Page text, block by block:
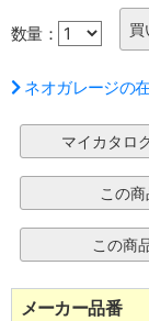
数量：
ネオガレージの
メーカー品番